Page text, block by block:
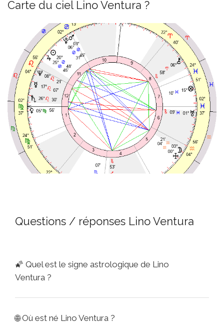
Carte du ciel Lino Ventura ?
Questions / réponses Lino Ventura
🌠 Quel est le signe astrologique de Lino
Ventura ?
🌐Où est né Lino Ventura ?